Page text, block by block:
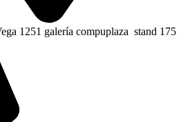
1251 galería compuplaza stand 175